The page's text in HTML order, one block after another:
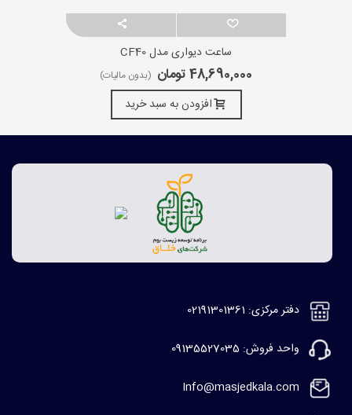
ساعت دیواری مدل CF40
48,690,000 تومان (بدون مالیات)
افزودن به سبد خرید
دفتر مرکزی: 02191301361
واحد فروش: 09135527035
Info@masjedkala.com